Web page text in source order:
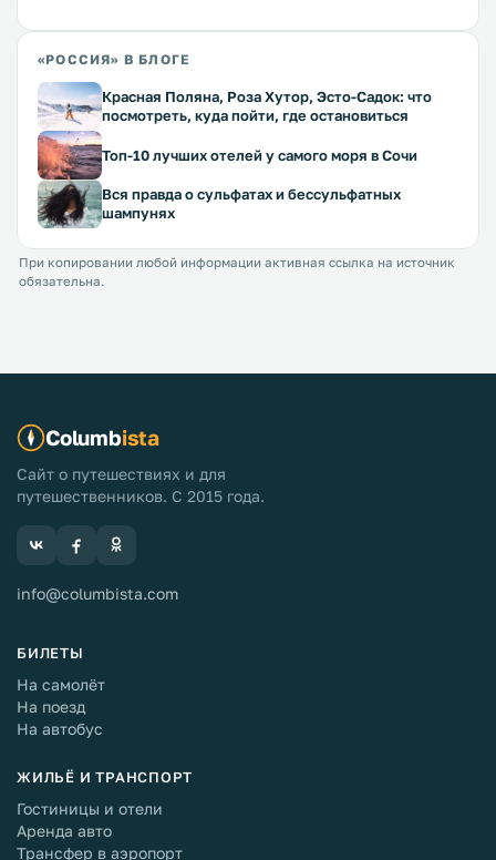
«РОССИЯ» В БЛОГЕ
Красная Поляна, Роза Хутор, Эсто-Садок: что
посмотреть, куда пойти, где остановиться
Топ-10 лучших отелей у самого моря в Сочи
Вся правда о сульфатах и бессульфатных
шампунях
При копировании любой информации активная ссылка на источник
обязательна.
Columbista
Сайт о путешествиях и для
путешественников. С 2015 года.
info@columbista.com
БИЛЕТЫ
На самолёт
На поезд
На автобус
ЖИЛЬЁ И ТРАНСПОРТ
Гостиницы и отели
Аренда авто
Трансфер в аэропорт